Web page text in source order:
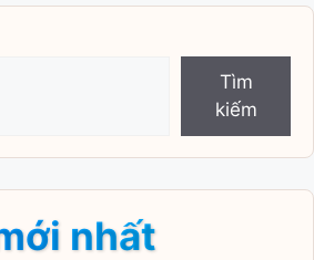
Tìm
kiếm
nhất